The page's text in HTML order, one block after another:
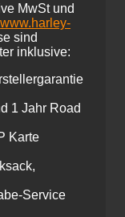
MwSt und
www.harley-
sind
inklusive:
1 Jahr Road
Karte
Service